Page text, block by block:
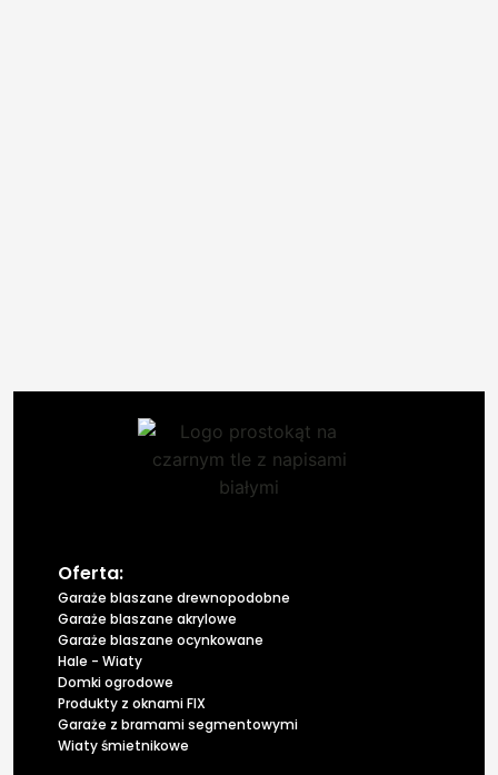
Oferta:
Garaże blaszane drewnopodobne
Garaże blaszane akrylowe
Garaże blaszane ocynkowane
Hale - Wiaty
Domki ogrodowe
Produkty z oknami FIX
Garaże z bramami segmentowymi
Wiaty śmietnikowe